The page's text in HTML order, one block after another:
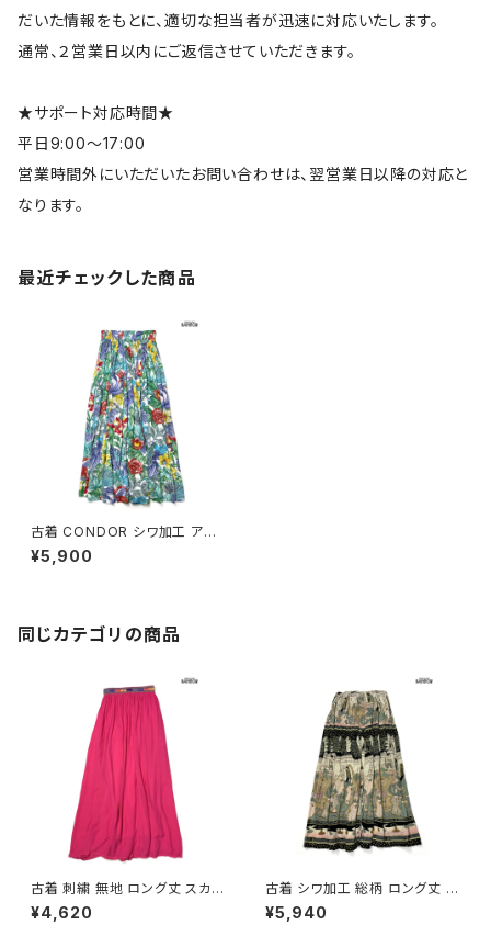
だいた情報をもとに、適切な担当者が迅速に対応いたします。
通常、２営業日以内にご返信させていただきます。
★サポート対応時間★
平日9:00～17:00
営業時間外にいただいたお問い合わせは、翌営業日以降の対応と
なります。
最近チェックした商品
古着 CONDOR シワ加工 アメ
リカ製 花柄 ロング丈 スカート
青 水色 (btu2506016)
¥5,900
同じカテゴリの商品
古着 刺繍 無地 ロング丈 スカー
ト ピンク (btu2604021)
¥4,620
古着 シワ加工 総柄 ロング丈 ス
カート 茶 (btu2604008)
¥5,940